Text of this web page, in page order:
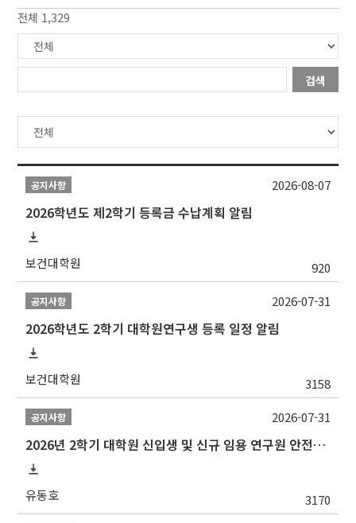
전체 1,329
검색
공지사항
2026학년도 제2학기 등록금 수납계획 알림
보건대학원 920
2026-08-07
공지사항
2026학년도 2학기 대학원연구생 등록 일정 알림
보건대학원 3158
2026-07-31
공지사항
2026년 2학기 대학원 신입생 및 신규 임용 연구원 안전환경교육(신규교육) 실시 안내
유동호 3170
2026-07-31